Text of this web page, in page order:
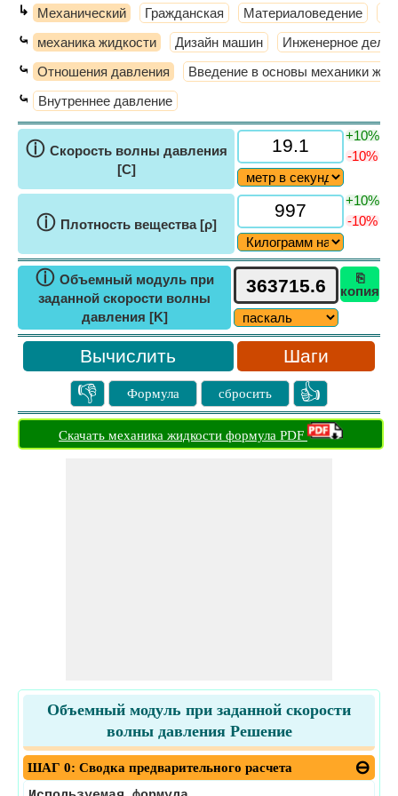
↳ Механический Гражданская Материаловедение
⤿ механика жидкости Дизайн машин Инженерное дело
⤿ Отношения давления Введение в основы механики
⤿ Внутреннее давление
ⓘ Скорость волны давления
[C]
+10%
-10%
ⓘ Плотность вещества [ρ]
+10%
-10%
ⓘ Объемный модуль при
заданной скорости волны
давления [K]
⎘
копия
Шаги
👎 Формула сбросить 👍
Скачать механика жидкости формула PDF
Объемный модуль при заданной скорости
волны давления Решение
ШАГ 0: Сводка предварительного расчета